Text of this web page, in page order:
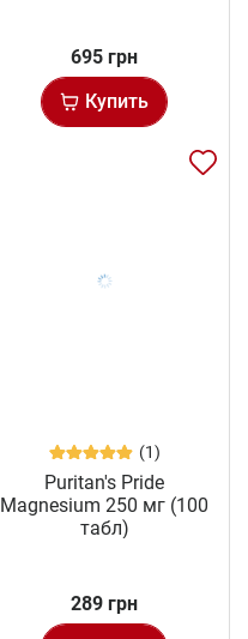
695 грн
Купить
(1)
Puritan's Pride
Magnesium 250 мг (100
табл)
289 грн